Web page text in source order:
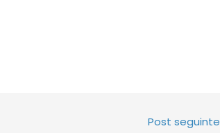
Post seguinte